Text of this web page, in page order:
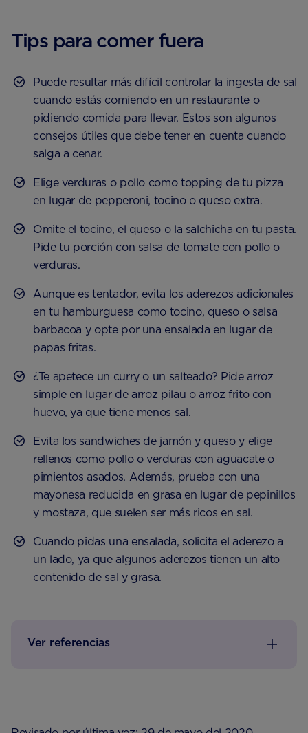
Tips para comer fuera
Puede resultar más difícil controlar la ingesta de sal
cuando estás comiendo en un restaurante o
pidiendo comida para llevar. Estos son algunos
consejos útiles que debe tener en cuenta cuando
salga a cenar.
Elige verduras o pollo como topping de tu pizza
en lugar de pepperoni, tocino o queso extra.
Omite el tocino, el queso o la salchicha en tu pasta.
Pide tu porción con salsa de tomate con pollo o
verduras.
Aunque es tentador, evita los aderezos adicionales
en tu hamburguesa como tocino, queso o salsa
barbacoa y opte por una ensalada en lugar de
papas fritas.
¿Te apetece un curry o un salteado? Pide arroz
simple en lugar de arroz pilau o arroz frito con
huevo, ya que tiene menos sal.
Evita los sandwiches de jamón y queso y elige
rellenos como pollo o verduras con aguacate o
pimientos asados. Además, prueba con una
mayonesa reducida en grasa en lugar de pepinillos
y mostaza, que suelen ser más ricos en sal.
Cuando pidas una ensalada, solicita el aderezo a
un lado, ya que algunos aderezos tienen un alto
contenido de sal y grasa.
Ver referencias